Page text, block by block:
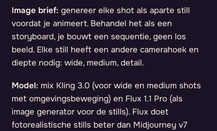
Image brief: genereer elke shot als aparte still
voordat je animeert. Behandel het als een
storyboard, je bouwt een sequentie, geen los
beeld. Elke still heeft een andere camerahoek en
diepte nodig: wide, medium, detail.
Model: mix Kling 3.0 (voor wide en medium shots
met omgevingsbeweging) en Flux 1.1 Pro (als
image generator voor de stills). Flux doet
fotorealistische stills beter dan Midjourney v7